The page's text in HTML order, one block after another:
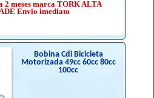
2 meses marca TORK ALTA
Envio imediato
Bobina Cdi Bicicleta
Motorizada 49cc 60cc 80cc
100cc